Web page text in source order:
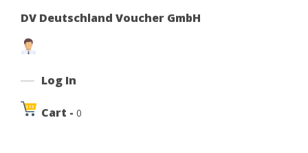
DV Deutschland Voucher GmbH
Log In
Cart - 0